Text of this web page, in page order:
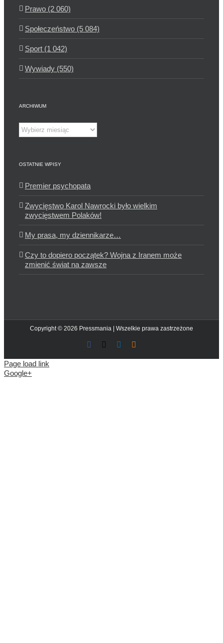
Prawo (2 060)
Społeczeństwo (5 084)
Sport (1 042)
Wywiady (550)
ARCHIWUM
Archiwum
OSTATNIE WPISY
Premier psychopata
Zwycięstwo Karol Nawrocki było wielkim
zwycięstwem Polaków!
My prasa, my dziennikarze…
Czy to dopiero początek? Wojna z Iranem może
zmienić świat na zawsze
Copyright © 2026 Pressmania | Wszelkie prawa zastrzeżone
Facebook LinkedIn
Page load link
Google+